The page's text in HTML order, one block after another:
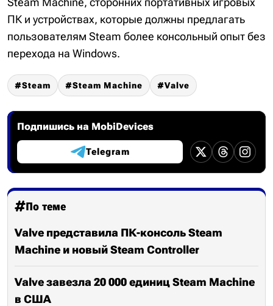
ПК и устройствах, которые должны предлагать
пользователям Steam более консольный опыт без
перехода на Windows.
Steam Steam Machine Valve
Подпишись на MobiDevices
Telegram
По теме
Valve представила ПК-консоль Steam
Machine и новый Steam Controller
Valve завезла 20 000 единиц Steam Machine
в США